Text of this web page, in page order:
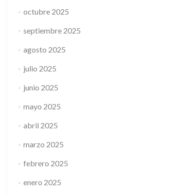
octubre 2025
septiembre 2025
agosto 2025
julio 2025
junio 2025
mayo 2025
abril 2025
marzo 2025
febrero 2025
enero 2025